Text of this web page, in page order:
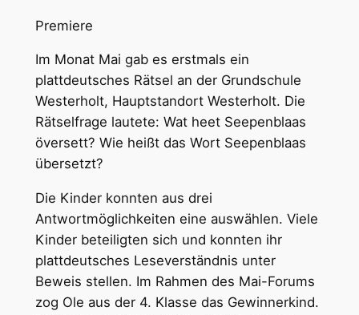
Premiere
Im Monat Mai gab es erstmals ein
plattdeutsches Rätsel an der Grundschule
Westerholt, Hauptstandort Westerholt. Die
Rätselfrage lautete: Wat heet Seepenblaas
översett? Wie heißt das Wort Seepenblaas
übersetzt?
Die Kinder konnten aus drei
Antwortmöglichkeiten eine auswählen. Viele
Kinder beteiligten sich und konnten ihr
plattdeutsches Leseverständnis unter
Beweis stellen. Im Rahmen des Mai-Forums
zog Ole aus der 4. Klasse das Gewinnerkind.